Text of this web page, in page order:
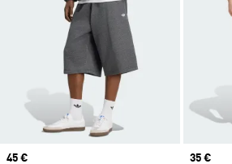
Price
45 €
Price
35 €